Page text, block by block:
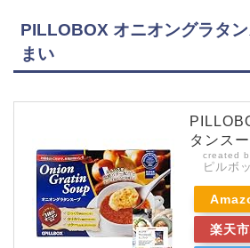
PILLOBOX オニオングラタ
まい
タンス
created
ピルボ
楽天